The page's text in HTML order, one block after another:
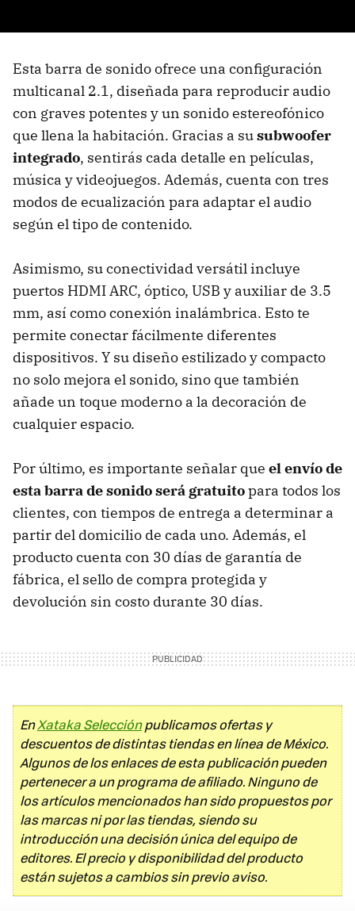
Esta barra de sonido ofrece una configuración
multicanal 2.1, diseñada para reproducir audio
con graves potentes y un sonido estereofónico
que llena la habitación. Gracias a susubwoofer
integrado, sentirás cada detalle en películas,
música y videojuegos. Además, cuenta con tres
modos de ecualización para adaptar el audio
según el tipo de contenido.
Asimismo, su conectividad versátil incluye
puertos HDMI ARC, óptico, USB y auxiliar de 3.5
mm, así como conexión inalámbrica. Esto te
permite conectar fácilmente diferentes
dispositivos. Y su diseño estilizado y compacto
no solo mejora el sonido, sino que también
añade un toque moderno a la decoración de
cualquier espacio.
Por último, es importante señalar que el envío de
esta barra de sonido será gratuitopara todos los
clientes, con tiempos de entrega a determinar a
partir del domicilio de cada uno. Además, el
producto cuenta con 30 días de garantía de
fábrica, el sello de compra protegida y
devolución sin costo durante 30 días.
EnXataka Selecciónpublicamos ofertas y
descuentos de distintas tiendas en línea de México.
Algunos de los enlaces de esta publicación pueden
pertenecer a un programa de afiliado. Ninguno de
los artículos mencionados han sido propuestos por
las marcas ni por las tiendas, siendo su
introducción una decisión única del equipo de
editores. El precio y disponibilidad del producto
están sujetos a cambios sin previo aviso.